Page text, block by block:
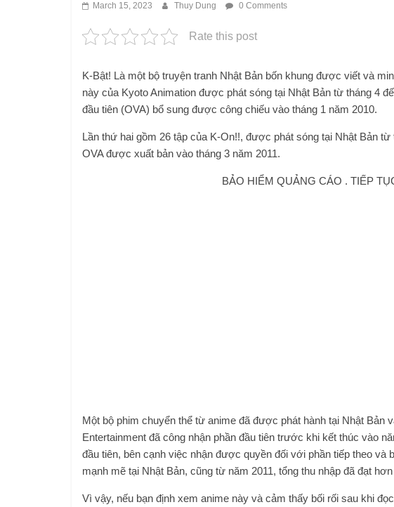
March 15, 2023 Thuy Dung 0 Comments
Rate this post
K-Bật! Là một bộ truyện tranh Nhật Bản bốn khung được viết và
này của Kyoto Animation được phát sóng tại Nhật Bản từ tháng 4
đầu tiên (OVA) bổ sung được công chiếu vào tháng 1 năm 2010.
Lần thứ hai gồm 26 tập của K-On!!, được phát sóng tại Nhật Bản
OVA được xuất bản vào tháng 3 năm 2011.
BẢO HIỂM QUẢNG CÁO . TIẾP
Một bộ phim chuyển thể từ anime đã được phát hành tại Nhật Bản
Entertainment đã công nhận phần đầu tiên trước khi kết thúc vào
đầu tiên, bên cạnh việc nhận được quyền đối với phần tiếp theo
mạnh mẽ tại Nhật Bản, cũng từ năm 2011, tổng thu nhập đã đạt
Vì vậy, nếu bạn định xem anime này và cảm thấy bối rối sau khi